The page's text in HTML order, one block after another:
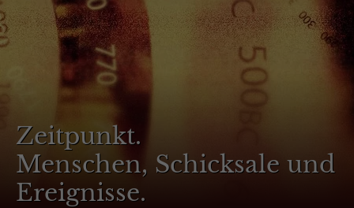
Zeitpunkt.
Menschen, Schicksale und
Ereignisse.